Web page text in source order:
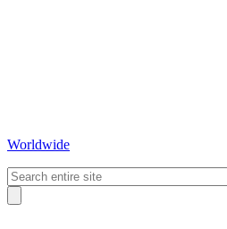
Worldwide